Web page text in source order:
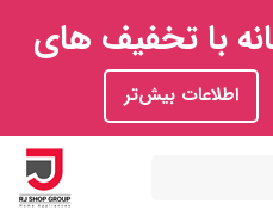
با تخفیف های
اطلاعات بیش‌تر